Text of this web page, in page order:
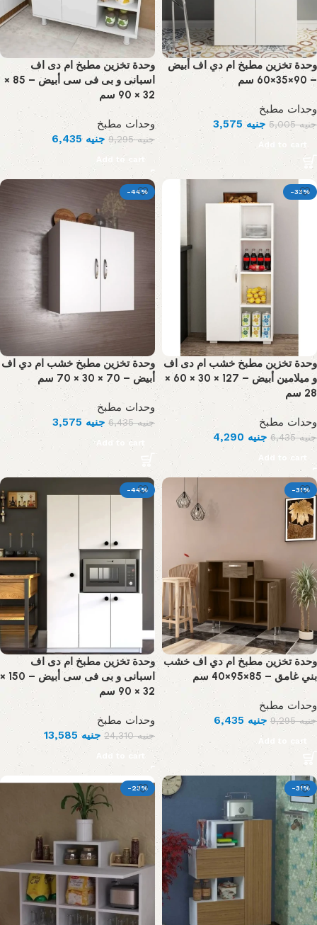
وحدة تخزين مطبخ ام دي اف أبيض
– 90×35×60 سم
وحدات مطبخ
جنيه5,005 جنيه3,575
Add to cart
وحدة تخزين مطبخ ام دى اف
اسبانى و بى فى سى أبيض – 85 ×
32 × 90 سم
وحدات مطبخ
جنيه9,295 جنيه 6,435
Add to cart
-33%
وحدة تخزين مطبخ خشب ام دى اف
و ميلامين أبيض – 127 × 30 × 60 ×
28 سم
وحدات مطبخ
جنيه6,435 جنيه
Add to cart
-44%
وحدة تخزين مطبخ خشب ام دي اف
أبيض – 70 × 30 × 70 سم
وحدات مطبخ
جنيه6,435 جنيه
Add to cart
-31%
وحدة تخزين مطبخ ام دي اف خشب
بني غامق – 85×95×40 سم
وحدات مطبخ
جنيه9,295 جنيه
Add to cart
-44%
وحدة تخزين مطبخ ام دى اف
اسبانى و بى فى سى أبيض – 150 ×
32 × 90 سم
وحدات مطبخ
جنيه24,310 جنيه
Add to cart
-31%
-23%